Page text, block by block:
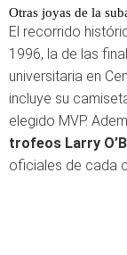
Otras joyas de la
El recorrido
1996, la de las
universitaria en
incluye su
elegido MVP.
trofeos Larry
oficiales de cada